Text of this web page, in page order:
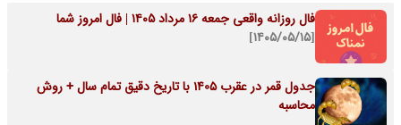
فال روزانه واقعی جمعه ۱۶ مرداد ۱۴۰۵ | فال امروز شما
[۱۴۰۵/۰۵/۱۵]
جدول قمر در عقرب 1405 با تاریخ دقیق تمام سال + روش
محاسبه